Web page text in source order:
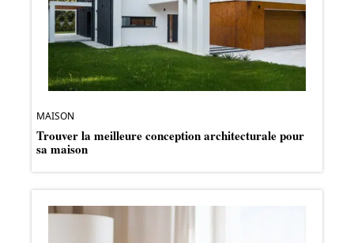
MAISON
Trouver la meilleure conception architecturale pour
sa maison